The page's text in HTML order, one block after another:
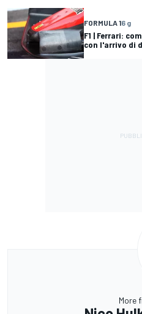
FORMULA 16 g
F1 | Ferrari:
con l'arrivo di
More